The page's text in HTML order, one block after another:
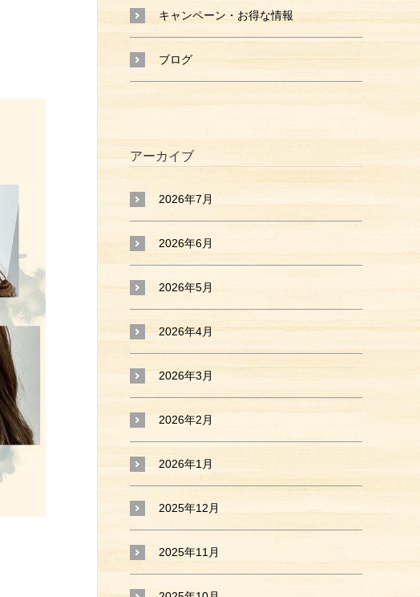
キャンペーン・お得な情報
ブログ
アーカイブ
2026年7月
2026年6月
2026年5月
2026年4月
2026年3月
2026年2月
2026年1月
2025年12月
2025年11月